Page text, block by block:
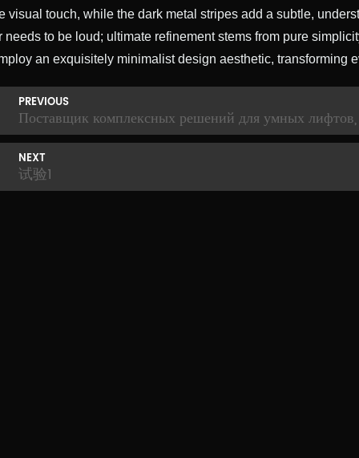
visual touch, while the dark metal stripes add a subtle,
needs to be loud; ultimate refinement stems from pure
an exquisitely minimalist design aesthetic, transforming
PREVIOUS
Поставщик комплексных решений для умных
NEXT
试验1